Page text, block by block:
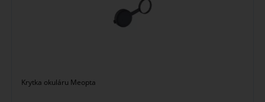
Krytka okuláru Meopta